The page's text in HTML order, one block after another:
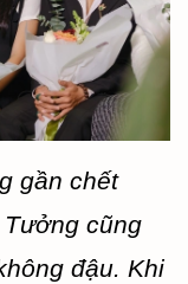
gần chết
cũng
đậu. Khi